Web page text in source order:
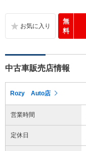
無
料
中古車販売店情報
Rozy Auto店
営業時間
定休日